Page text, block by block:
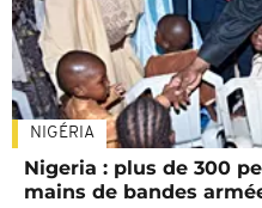
NIGÉRIA
Nigeria : plus de 300
mains de bandes